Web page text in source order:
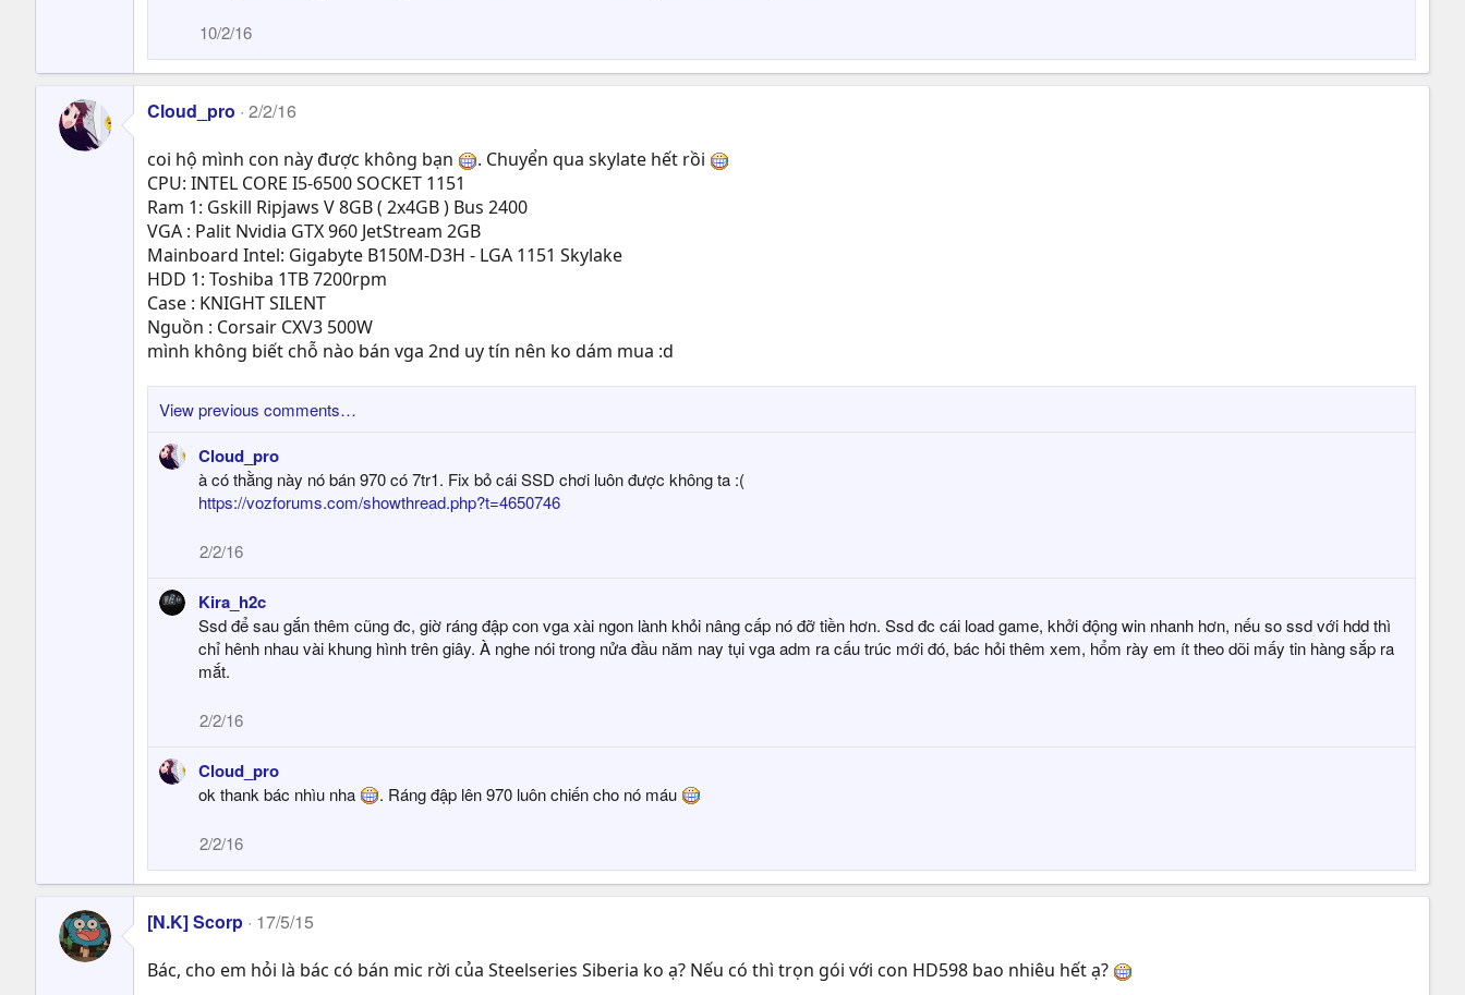
10/2/16
Cloud_pro 2/2/16
coi hộ mình con này được không bạn
. Chuyển qua skylate hết rồi
CPU: INTEL CORE I5-6500 SOCKET 1151
Ram 1: Gskill Ripjaws V 8GB ( 2x4GB ) Bus 2400
VGA : Palit Nvidia GTX 960 JetStream 2GB
Mainboard Intel: Gigabyte B150M-D3H - LGA 1151 Skylake
HDD 1: Toshiba 1TB 7200rpm
Case : KNIGHT SILENT
Nguồn : Corsair CXV3 500W
mình không biết chỗ nào bán vga 2nd uy tín nên ko dám mua :d
View previous comments…
Cloud_pro
à có thằng này nó bán 970 có 7tr1. Fix bỏ cái SSD chơi luôn được không ta :(
https://vozforums.com/showthread.php?t=4650746
2/2/16
Kira_h2c
Ssd để sau gắn thêm cũng đc, giờ ráng đập con vga xài ngon lành khỏi nâng cấp nó đỡ tiền hơn. Ssd đc cái load game, khởi động win nhanh hơn, nếu so ssd với hdd thì
chỉ hênh nhau vài khung hình trên giây. À nghe nói trong nửa đầu năm nay tụi vga adm ra cấu trúc mới đó, bác hỏi thêm xem, hổm rày em ít theo dõi mấy tin hàng sắp ra
mắt.
2/2/16
Cloud_pro
ok thank bác nhìu nha . Ráng đập lên 970 luôn chiến cho nó máu
2/2/16
[N.K] Scorp 17/5/15
Bác, cho em hỏi là bác có bán mic rời của Steelseries Siberia ko ạ? Nếu có thì trọn gói với con HD598 bao nhiêu hết ạ?